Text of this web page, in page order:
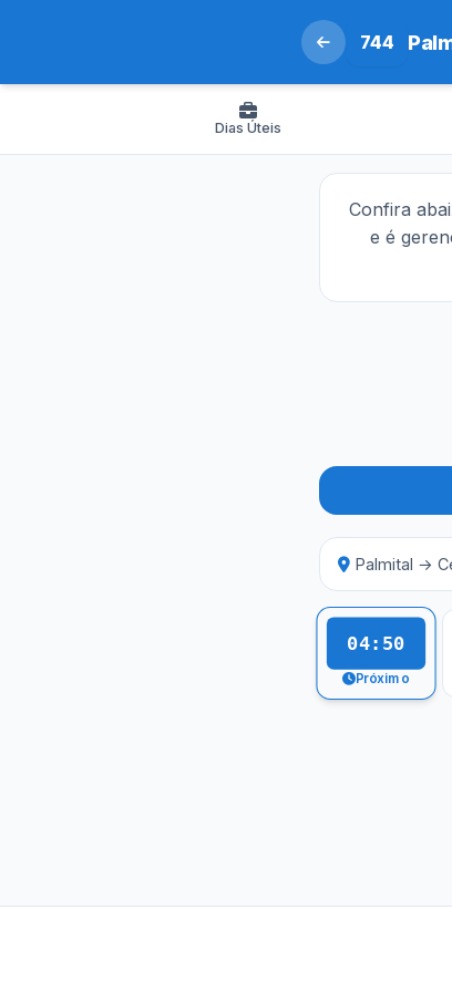
744
Dias Úteis
Confira
e é
Palmital →
04:50
Próximo